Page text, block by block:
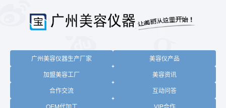
广州美容仪器生产厂家
美容仪产品
加盟美容工厂
美容资讯
合作交流
互动问答
OEM代加工
VIP合作